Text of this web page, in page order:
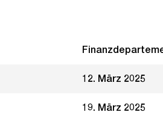
12. März 2025
19. März 2025